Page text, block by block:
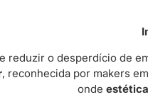
reduzir o desperdício de
, reconhecida por makers
onde